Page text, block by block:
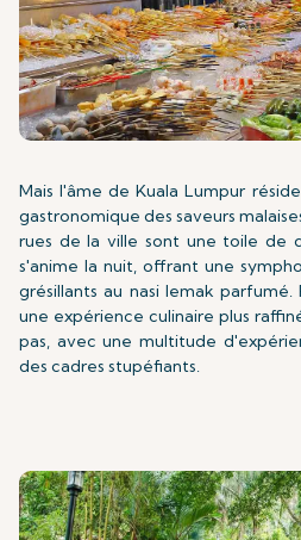
Mais l'âme de Kuala Lumpur
gastronomique des saveurs
rues de la ville sont une toile de
s'anime la nuit, offrant une
grésillants au nasi lemak
une expérience culinaire plus
pas, avec une multitude
des cadres stupéfiants.